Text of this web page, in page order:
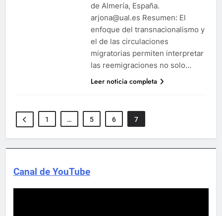
de Almería, España.
arjona@ual.es Resumen: El
enfoque del transnacionalismo y
el de las circulaciones
migratorias permiten interpretar
las reemigraciones no solo…
Leer noticia completa
1 … 5 6 7
Canal de YouTube